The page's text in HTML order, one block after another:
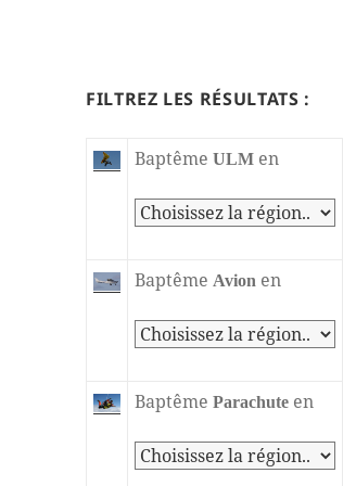
FILTREZ LES RÉSULTATS :
BaptêmeULM en
BaptêmeAvion en
BaptêmeParachute en